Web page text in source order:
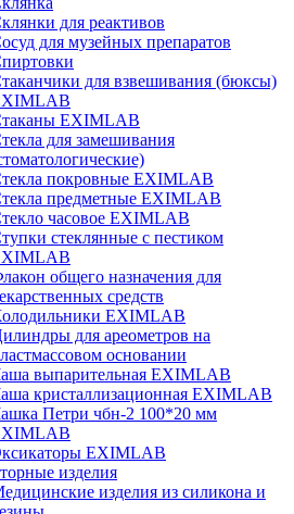
для реактивов
для музейных препаратов
для взвешивания (бюксы)
EXIMLAB
для замешивания
покровные EXIMLAB
предметные EXIMLAB
часовое EXIMLAB
стеклянные с пестиком
общего назначения для
средств
EXIMLAB
для ареометров на
основании
выпарительная EXIMLAB
кристаллизационная EXIMLAB
Петри чбн-2 100*20 мм
EXIMLAB
изделия
изделия из силикона и